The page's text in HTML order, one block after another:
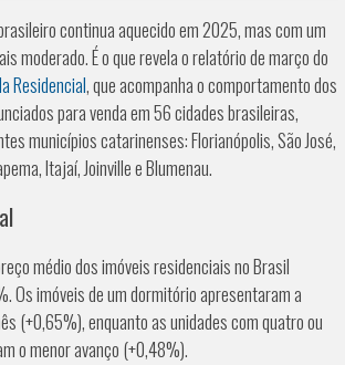
continua aquecido em 2025, mas com um
moderado. É o que revela o relatório de março do
Residencial, que acompanha o comportamento dos
para venda em 56 cidades brasileiras,
municípios catarinenses: Florianópolis, São José,
Itajaí, Joinville e Blumenau.
médio dos imóveis residenciais no Brasil
Os imóveis de um dormitório apresentaram a
(+0,65%), enquanto as unidades com quatro ou
o menor avanço (+0,48%).